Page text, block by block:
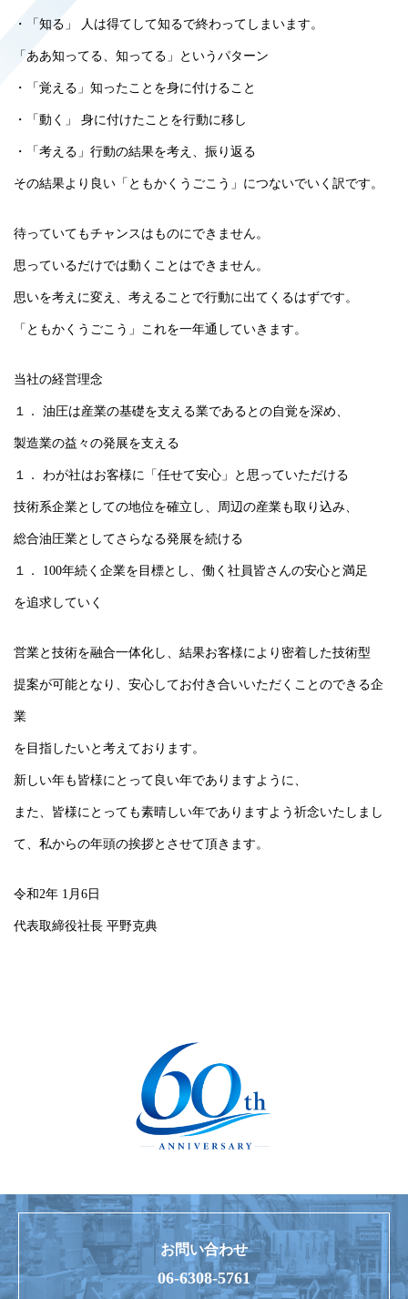
・「知る」 人は得てして知るで終わってしまいます。
「ああ知ってる、知ってる」というパターン
・「覚える」知ったことを身に付けること
・「動く」 身に付けたことを行動に移し
・「考える」行動の結果を考え、振り返る
その結果より良い「ともかくうごこう」につないでいく訳です。
待っていてもチャンスはものにできません。
思っているだけでは動くことはできません。
思いを考えに変え、考えることで行動に出てくるはずです。
「ともかくうごこう」これを一年通していきます。
当社の経営理念
１． 油圧は産業の基礎を支える業であるとの自覚を深め、
製造業の益々の発展を支える
１． わが社はお客様に「任せて安心」と思っていただける
技術系企業としての地位を確立し、周辺の産業も取り込み、
総合油圧業としてさらなる発展を続ける
１． 100年続く企業を目標とし、働く社員皆さんの安心と満足
を追求していく
営業と技術を融合一体化し、結果お客様により密着した技術型
提案が可能となり、安心してお付き合いいただくことのできる企
業
を目指したいと考えております。
新しい年も皆様にとって良い年でありますように、
また、皆様にとっても素晴しい年でありますよう祈念いたしまし
て、私からの年頭の挨拶とさせて頂きます。
令和2年 1月6日
代表取締役社長 平野克典
お問い合わせ
06-6308-5761